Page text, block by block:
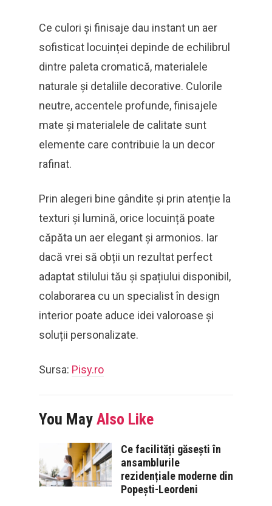
Ce culori și finisaje dau instant un aer
sofisticat locuinței depinde de echilibrul
dintre paleta cromatică, materialele
naturale și detaliile decorative. Culorile
neutre, accentele profunde, finisajele
mate și materialele de calitate sunt
elemente care contribuie la un decor
rafinat.
Prin alegeri bine gândite și prin atenție la
texturi și lumină, orice locuință poate
căpăta un aer elegant și armonios. Iar
dacă vrei să obții un rezultat perfect
adaptat stilului tău și spațiului disponibil,
colaborarea cu un specialist în design
interior poate aduce idei valoroase și
soluții personalizate.
Sursa: Pisy.ro
You May Also Like
Ce facilități găsești în
ansamblurile
rezidențiale moderne din
Popești-Leordeni